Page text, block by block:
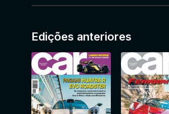
Edições anteriores